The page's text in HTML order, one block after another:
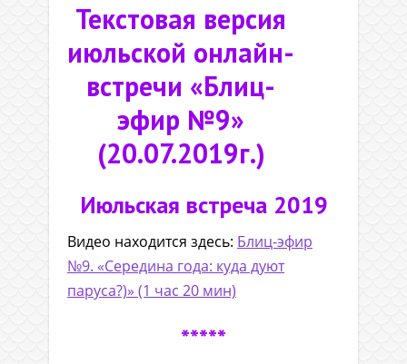
Текстовая версия
июльской онлайн-
встречи «Блиц-
эфир №9»
(20.07.2019г.)
Июльская встреча 2019
Видео находится здесь: Блиц-эфир
№9. «Середина года: куда дуют
паруса?)» (1 час 20 мин)
*****